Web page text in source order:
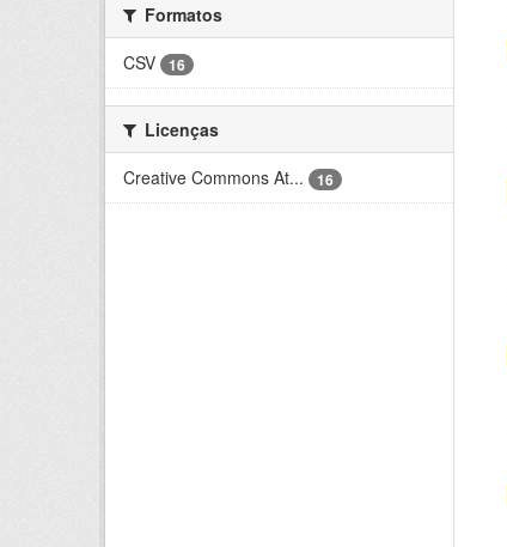
Formatos
CSV
16
Licenças
Creative Commons At...
16